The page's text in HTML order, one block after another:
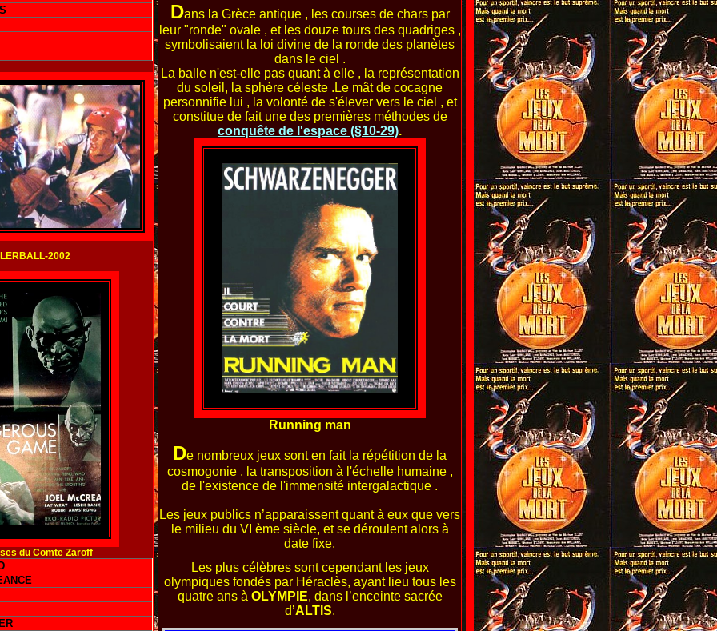
2002
du Comte Zaroff
Dans la Grèce antique , les courses de chars par
leur "ronde" ovale , et les douze tours des quadriges ,
symbolisaient la loi divine de la ronde des planètes
dans le ciel .
La balle n'est-elle pas quant à elle , la représentation
du soleil, la sphère céleste .Le mât de cocagne
personnifie lui , la volonté de s'élever vers le ciel , et
constitue de fait une des premières méthodes de
conquête de l'espace (§10-29).
Running man
De nombreux jeux sont en fait la répétition de la
cosmogonie , la transposition à l'échelle humaine ,
de l'existence de l'immensité intergalactique .
Les jeux publics n’apparaissent quant à eux que vers
le milieu du VI ème siècle, et se déroulent alors à
date fixe.
Les plus célèbres sont cependant les jeux
olympiques fondés par Héraclès, ayant lieu tous les
quatre ans à OLYMPIE, dans l’enceinte sacrée
d’ALTIS.